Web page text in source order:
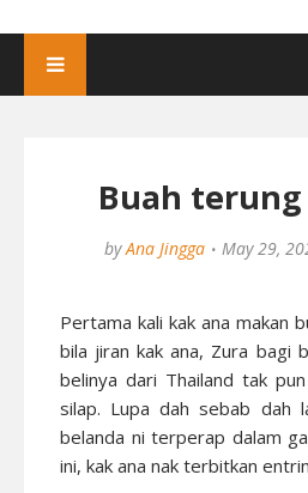
Buah
by Ana Jingga May 29,
Pertama kali kak ana makan
bila jiran kak ana, Zura bagi
belinya dari Thailand tak
silap. Lupa dah sebab dah
belanda ni terperap dalam
ini, kak ana nak terbitkan